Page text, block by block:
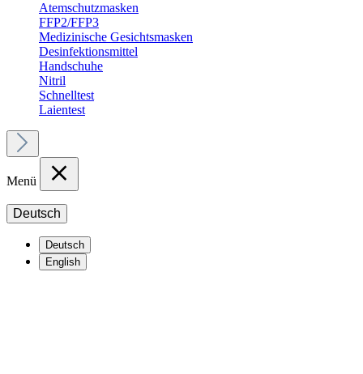
Atemschutzmasken
FFP2/FFP3
Medizinische Gesichtsmasken
Desinfektionsmittel
Handschuhe
Nitril
Schnelltest
Laientest
Menü
Deutsch
Deutsch
English